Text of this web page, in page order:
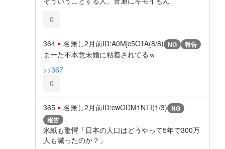
0
364 名無し2月前ID:A0Mjc5OTA(8/8) NG 報告
まーた不本意未婚に粘着されてるｗ
>>367
0
365 名無し2月前ID:cwODM1NTI(1/3) NG
報告
米紙も驚愕「日本の人口はどうやって5年で300万
人も減ったのか？」